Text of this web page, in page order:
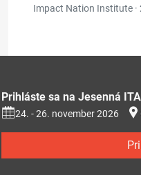
Impact Nation Institute ·
Prihláste sa na Jesenná
24. - 26. november 2026